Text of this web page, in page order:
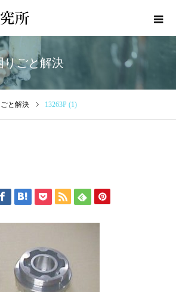
りごと解決
と解決 13263P (1)